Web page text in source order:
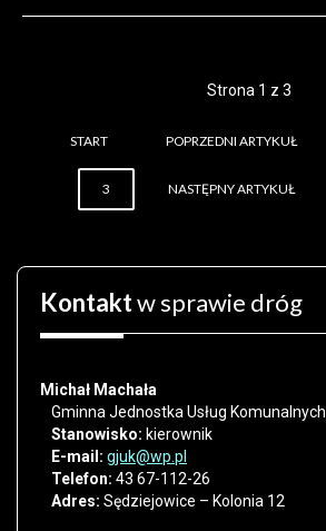
Strona 1 z 3
START POPRZEDNI ARTYKUŁ
3 NASTĘPNY ARTYKUŁ
Kontaktw sprawie dróg
Michał Machała
Gminna Jednostka Usług Komunalnych
Stanowisko: kierownik
E-mail: gjuk@wp.pl
Telefon: 43 67-112-26
Adres: Sędziejowice – Kolonia 12